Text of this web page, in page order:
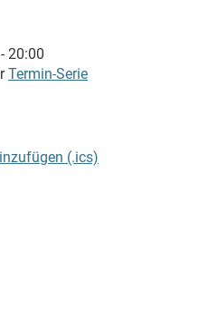
20:00
Termin-Serie
(.ics)